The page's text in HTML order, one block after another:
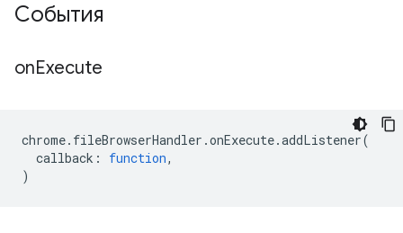
События
onExecute
chrome. fileBrowserHandler .onExecute.addListener(
callback : function,
)